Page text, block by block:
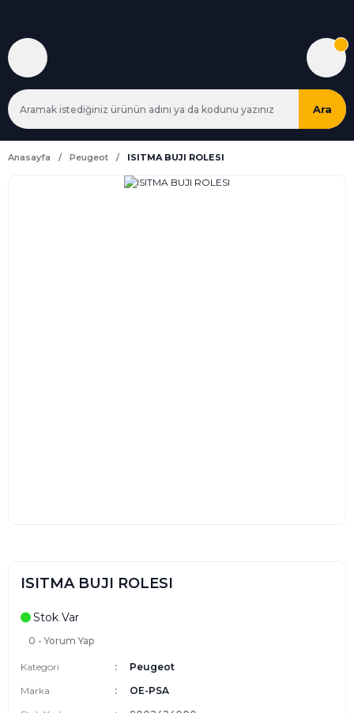
Ara
Anasayfa Peugeot ISITMA BUJI ROLESI
ISITMA BUJI ROLESI
Stok Var
0 - Yorum Yap
Kategori
Peugeot
Marka
OE-PSA